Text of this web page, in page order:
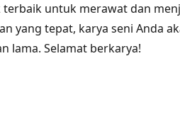
untuk merawat dan
yang tepat, karya seni Anda
lama. Selamat berkarya!